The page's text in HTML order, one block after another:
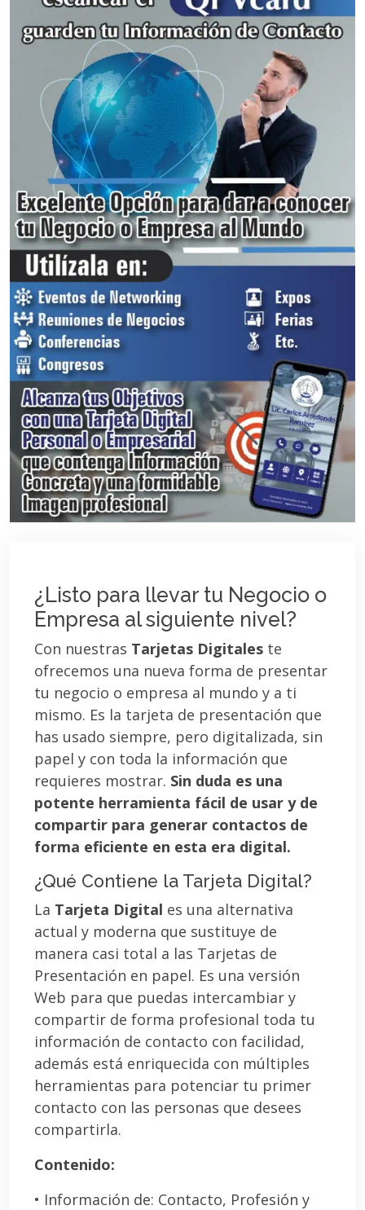
¿Listo para llevar tu Negocio o
Empresa al siguiente nivel?
Con nuestras Tarjetas Digitales te
ofrecemos una nueva forma de presentar
tu negocio o empresa al mundo y a ti
mismo. Es la tarjeta de presentación que
has usado siempre, pero digitalizada, sin
papel y con toda la información que
requieres mostrar. Sin duda es una
potente herramienta fácil de usar y de
compartir para generar contactos de
forma eficiente en esta era digital.
¿Qué Contiene la Tarjeta Digital?
La Tarjeta Digital es una alternativa
actual y moderna que sustituye de
manera casi total a las Tarjetas de
Presentación en papel. Es una versión
Web para que puedas intercambiar y
compartir de forma profesional toda tu
información de contacto con facilidad,
además está enriquecida con múltiples
herramientas para potenciar tu primer
contacto con las personas que desees
compartirla.
Contenido:
• Información de: Contacto, Profesión y